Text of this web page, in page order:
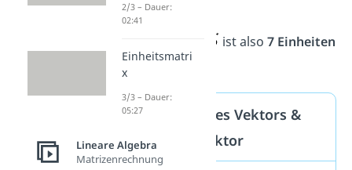
ist also 7 Einheiten
lang.
Betrag eines Vektors &
Einheitsvektor
2/3 – Dauer:
02:41
Einheitsmatri
x
3/3 – Dauer:
05:27
Lineare Algebra
Matrizenrechnung